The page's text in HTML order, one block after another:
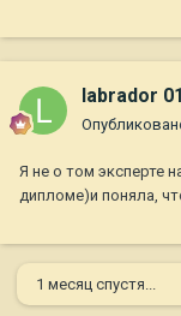
labrador 01
Я не о том эксперте
дипломе)и поняла,
1 месяц спустя...